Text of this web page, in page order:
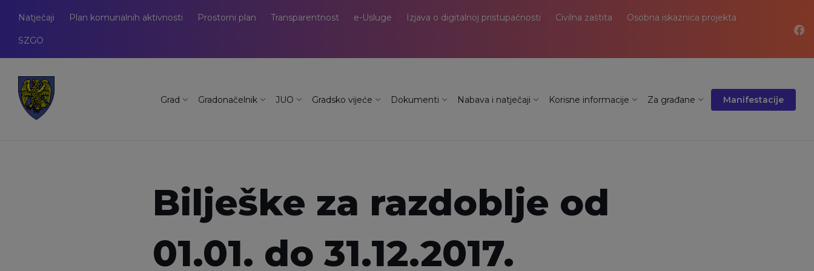
Natječaji Plan komunalnih aktivnosti Prostorni plan Transparentnost e-Usluge Izjava o digitalnoj pristupačnosti Civilna zaštita Osobna iskaznica projekta
SZGO
Grad Gradonačelnik JUO Gradsko vijeće Dokumenti Nabava i natječaji Korisne informacije Za građane Manifestacije
Bilješke za razdoblje od
01.01. do 31.12.2017.